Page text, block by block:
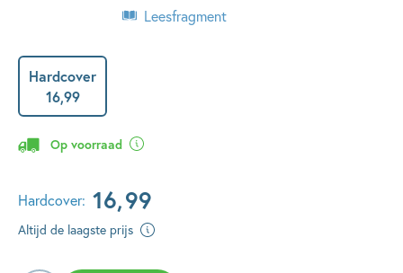
Leesfragment
Hardcover
16,99
Op voorraad
Hardcover: 16,99
Altijd de laagste prijs